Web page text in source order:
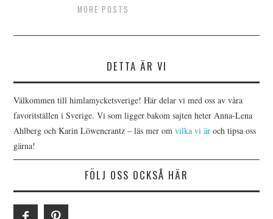
MORE POSTS
DETTA ÄR VI
Välkommen till himlamycketsverige! Här delar vi med oss av våra
favoritställen i Sverige. Vi som ligger bakom sajten heter Anna-Lena
Ahlberg och Karin Löwencrantz – läs mer omvilka vi är och tipsa oss
gärna!
FÖLJ OSS OCKSÅ HÄR